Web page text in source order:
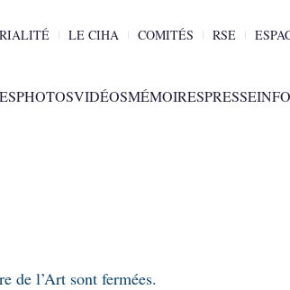
LE CIHA COMITÉS RSE
PHOTOSVIDÉOSMÉMOIRESPRESSE
de l’Art sont fermées.